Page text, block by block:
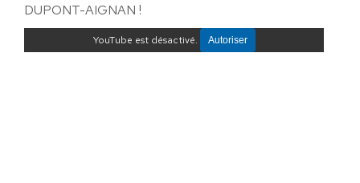
DUPONT-AIGNAN !
YouTube est désactivé. Autoriser